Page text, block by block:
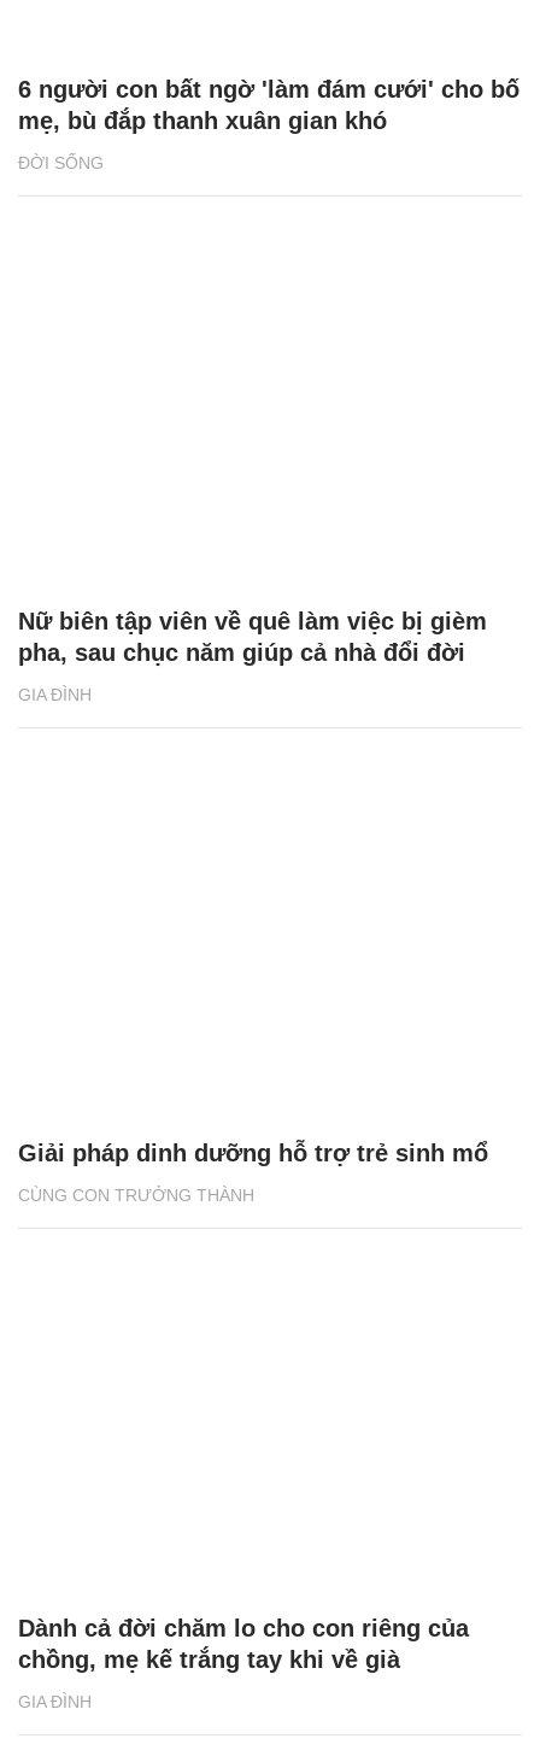
ĐỜI SỐNG
6 người con bất ngờ 'làm đám cưới' cho bố
mẹ, bù đắp thanh xuân gian khó
GIA ĐÌNH
Nữ biên tập viên về quê làm việc bị gièm
pha, sau chục năm giúp cả nhà đổi đời
CÙNG CON TRƯỞNG THÀNH
Giải pháp dinh dưỡng hỗ trợ trẻ sinh mổ
GIA ĐÌNH
Dành cả đời chăm lo cho con riêng của
chồng, mẹ kế trắng tay khi về già